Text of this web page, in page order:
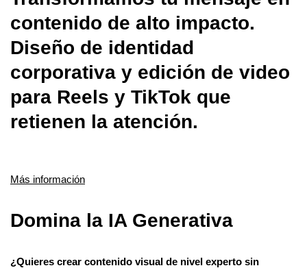
contenido de alto impacto.
Diseño de identidad
corporativa y edición de video
para Reels y TikTok que
retienen la atención.
Más información
Domina la IA Generativa
¿Quieres crear contenido visual de nivel experto sin